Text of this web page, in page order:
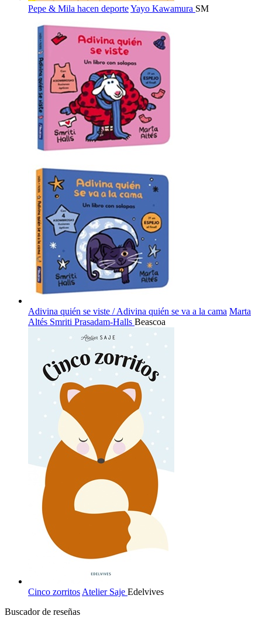
Pepe & Mila hacen deporteYayo Kawamura SM
Adivina quién se viste / Adivina quién se va a la cama Marta
Altés Smriti Prasadam-Halls Beascoa
Cinco zorritos Atelier Saje Edelvives
Buscador de reseñas